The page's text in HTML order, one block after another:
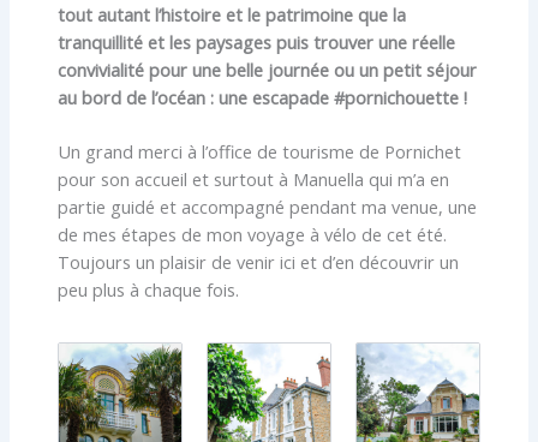
tout autant l’histoire et le patrimoine que la
tranquillité et les paysages puis trouver une réelle
convivialité pour une belle journée ou un petit séjour
au bord de l’océan : une escapade #pornichouette !
Un grand merci à l’office de tourisme de Pornichet
pour son accueil et surtout à Manuella qui m’a en
partie guidé et accompagné pendant ma venue, une
de mes étapes de mon voyage à vélo de cet été.
Toujours un plaisir de venir ici et d’en découvrir un
peu plus à chaque fois.